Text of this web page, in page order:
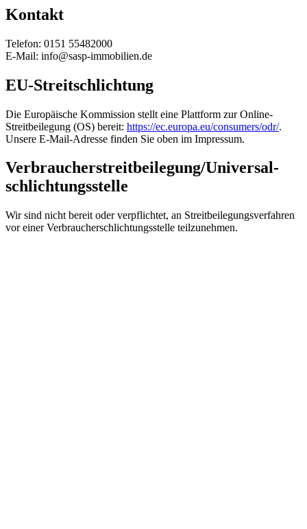
Kontakt
Telefon: 0151 55482000
E-Mail: info@sasp-immobilien.de
EU-Streitschlichtung
Die Europäische Kommission stellt eine Plattform zur Online-
Streitbeilegung (OS) bereit: https://ec.europa.eu/consumers/odr/.
Unsere E-Mail-Adresse finden Sie oben im Impressum.
Verbraucher­streit­beilegung/Universal­
schlichtungs­stelle
Wir sind nicht bereit oder verpflichtet, an Streitbeilegungsverfahren
vor einer Verbraucherschlichtungsstelle teilzunehmen.